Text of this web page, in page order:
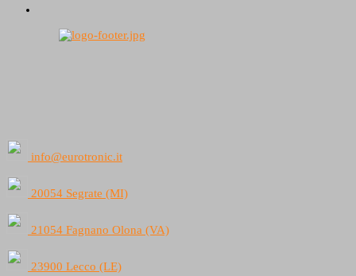
info@eurotronic.it
20054 Segrate (MI)
21054 Fagnano Olona (VA)
23900 Lecco (LE)